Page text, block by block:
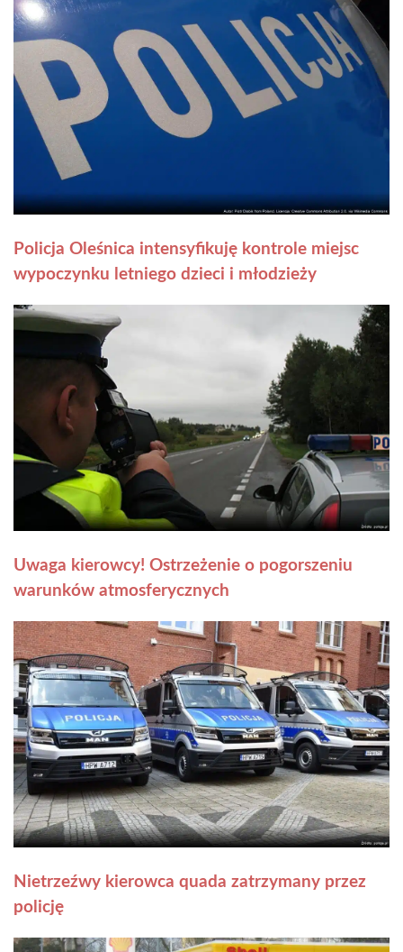
Policja Oleśnica intensyfikuję kontrole miejsc
wypoczynku letniego dzieci i młodzieży
Uwaga kierowcy! Ostrzeżenie o pogorszeniu
warunków atmosferycznych
Nietrzeźwy kierowca quada zatrzymany przez
policję